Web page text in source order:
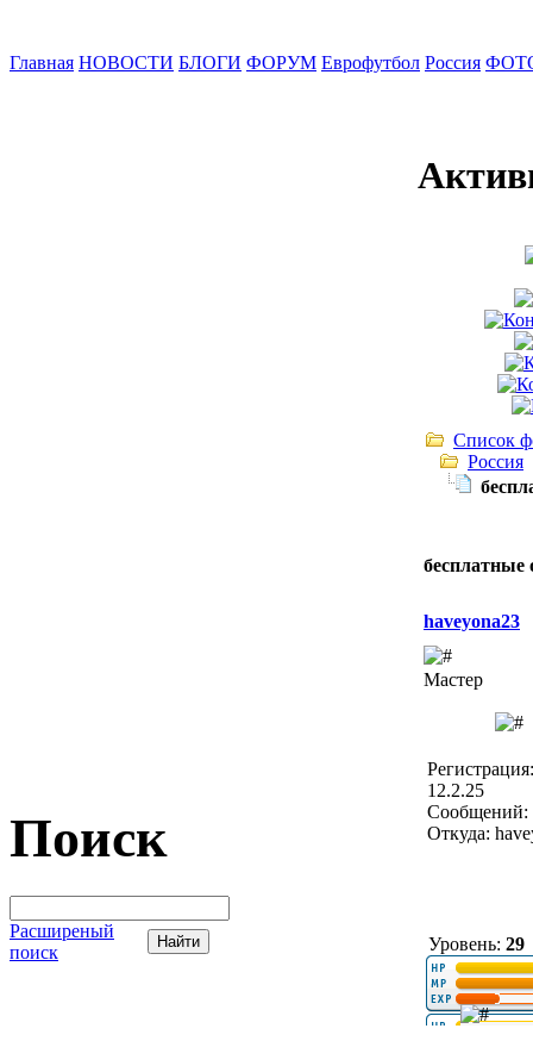
Главная НОВОСТИ БЛОГИ ФОРУМ Еврофутбол Россия
Поиск
Расширеный
поиск
Список
Россия
haveyona23
Мастер
Регистрация:
12.2.25
Сообщений:
Откуда:
Уровень: 29